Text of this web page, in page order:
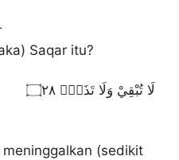
Saqar itu?
لَا تُبْقِيْ وَلَا تَذَرُۚ ۝٢٨
(sedikit